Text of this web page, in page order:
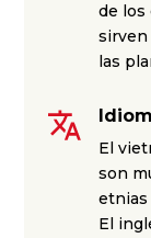
de los
sirven
las
El
son
etnias
El